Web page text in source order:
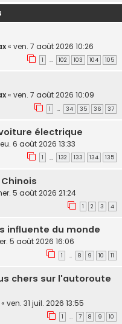
« ven. 7 août 2026 10:26
1 … 102 103 104 105
« ven. 7 août 2026 10:09
1 … 34 35 36 37
électrique
6 août 2026 13:33
1 … 132 133 134 135
5 août 2026 21:24
1 2 3 4
influente du monde
5 août 2026 16:06
1 … 8 9 10 11
chers sur l'autoroute
« ven. 31 juil. 2026 13:55
1 … 7 8 9 10